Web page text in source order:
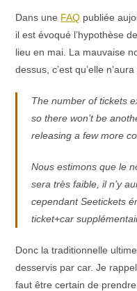
Dans une FAQ publiée
il est évoqué l’hypothèse
lieu en mai. La mauvaise
dessus, c’est qu’elle
The number of tickets
so there won’t be
releasing a few more
Nous estimons que le
sera très faible, il n’y
cependant Seetickets
ticket+car
Donc la traditionnelle
desservis par car. Je
faut être certain de